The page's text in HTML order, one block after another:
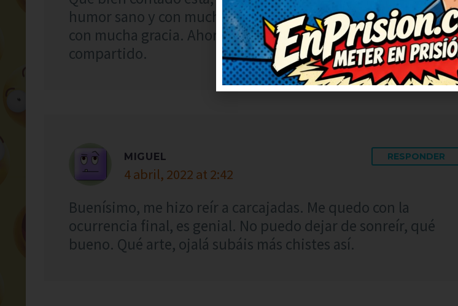
humor sano y con mucha gracia. Así da gusto, humor sano y
con mucha gracia. Ahora mismo lo reenvío porque merece ser
compartido.
MIGUEL
4 abril, 2022 at 2:42
RESPONDER
Buenísimo, me hizo reír a carcajadas. Me quedo con la
ocurrencia final, es genial. No puedo dejar de sonreír, qué
bueno. Qué arte, ojalá subáis más chistes así.